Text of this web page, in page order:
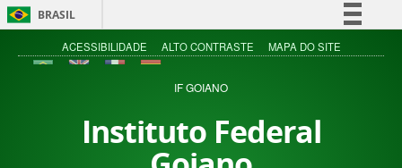
BRASIL
Simplifique!
Acesso à informação
ACESSIBILIDADE ALTO CONTRASTE MAPA DO SITE
IF GOIANO
Instituto Federal